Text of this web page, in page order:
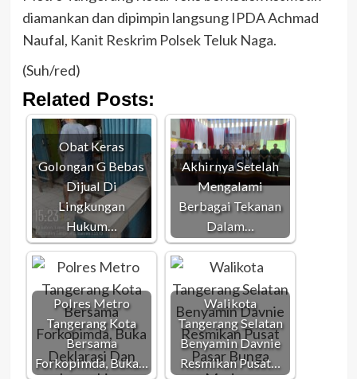
diamankan dan dipimpin langsung IPDA Achmad
Naufal, Kanit Reskrim Polsek Teluk Naga.
(Suh/red)
Related Posts:
Obat Keras
Golongan G Bebas
Dijual Di
Lingkungan
Hukum…
Akhirnya Setelah
Mengalami
Berbagai Tekanan
Dalam…
Polres Metro
Tangerang Kota
Bersama
Forkopimda, Buka…
Walikota
Tangerang Selatan
Benyamin Davnie
Resmikan Pusat…